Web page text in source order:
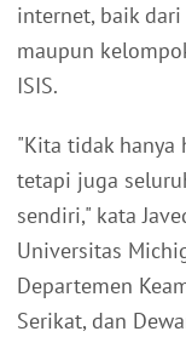
internet, baik
maupun
ISIS.
"Kita tidak hanya
tetapi juga
sendiri," kata
Universitas
Departemen
Serikat, dan